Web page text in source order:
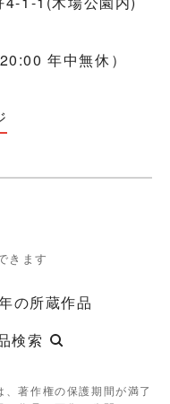
年中無休）
きます
の所蔵作品
検索
著作権の保護期間が満了